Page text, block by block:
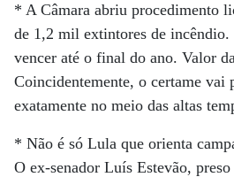
* A Câmara abriu procedimento
de 1,2 mil extintores de
vencer até o final do ano. Valor
Coincidentemente, o certame vai
exatamente no meio das altas
* Não é só Lula que orienta
O ex-senador Luís Estevão,